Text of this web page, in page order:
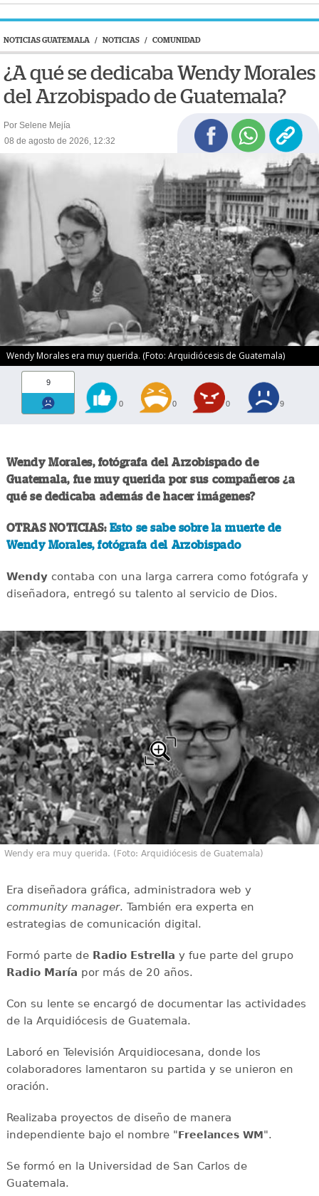
NOTICIAS GUATEMALA / NOTICIAS / COMUNIDAD
¿A qué se dedicaba Wendy Morales
del Arzobispado de Guatemala?
Por Selene Mejía
08 de agosto de 2026, 12:32
Wendy Morales era muy querida. (Foto: Arquidiócesis de Guatemala)
9
0 0 0 9
Wendy Morales, fotógrafa del Arzobispado de
Guatemala, fue muy querida por sus compañeros ¿a
qué se dedicaba además de hacer imágenes?
OTRAS NOTICIAS: Esto se sabe sobre la muerte de
Wendy Morales, fotógrafa del Arzobispado
Wendycontaba con una larga carrera como fotógrafa y
diseñadora, entregó su talento al servicio de Dios.
Wendy era muy querida. (Foto: Arquidiócesis de Guatemala)
Era diseñadora gráfica, administradora web y
community manager. También era experta en
estrategias de comunicación digital.
Formó parte de Radio Estrella y fue parte del grupo
Radio María por más de 20 años.
Con su lente se encargó de documentar las actividades
de la Arquidiócesis de Guatemala.
Laboró en Televisión Arquidiocesana, donde los
colaboradores lamentaron su partida y se unieron en
oración.
Realizaba proyectos de diseño de manera
independiente bajo el nombre "Freelances WM".
Se formó en la Universidad de San Carlos de
Guatemala.